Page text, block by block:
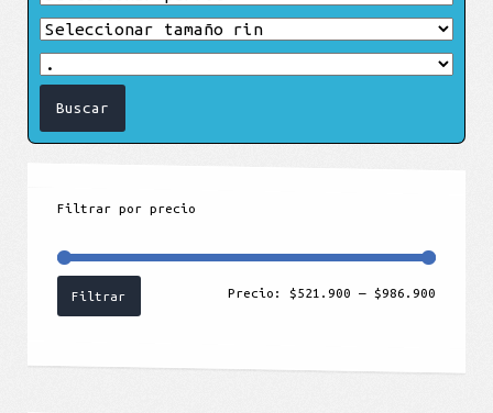
Filtrar por precio
Precio
Precio
Filtrar Precio: $521.900 — $986.900